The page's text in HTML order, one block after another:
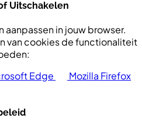
Uitschakelen
in jouw browser.
van cookies de functionaliteit
Edge
Mozilla Firefox